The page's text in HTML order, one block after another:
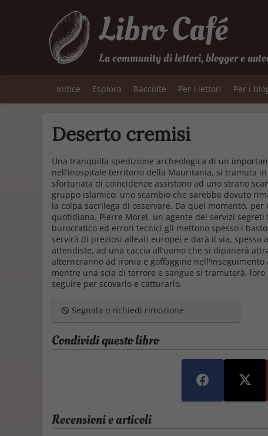
Libro Café
La community di lettori, blogger e
Indice Esplora Raccolte Per i lettori Per i
Deserto cremisi
Una tranquilla spedizione archeologica di un
nell’inospitale territorio della Mauritania, si tramuta
sfortunata di coincidenze assistono ad uno strano
gruppo islamico; uno scambio che sarebbe dovuto
la colpa sacrilega di osservare. Da quel momento,
quotidiana. Pierre Morel, un agente dei servizi
burocratico ed errori tecnici gli mettono spesso i
servirà di preziosi alleati europei e darà il via,
attendiste, ad una caccia all’uomo che si dipanerà
alterneranno ad ironia e goffaggine
mentre una scia di terrore e sangue si tramuterà,
seguire per scovarlo e catturarlo.
Segnala o richiedi rimozione
Condividi questo libro
Recensioni e articoli